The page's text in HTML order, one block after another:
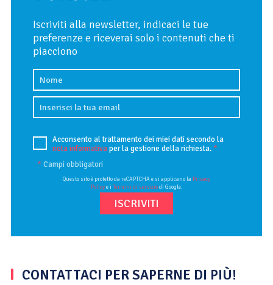
Iscriviti alla newsletter, indicaci le tue
preferenze e riceverai solo i contenuti che ti
piacciono
Acconsento al trattamento dei miei dati secondo la
nota informativaper la gestione della richiesta.*
* Campi obbligatori
Questo sito è protetto da reCAPTCHA e si applicano la Privacy
Policye i Termini di serviziodi Google.
CONTATTACI PER SAPERNE DI PIÙ!